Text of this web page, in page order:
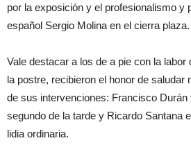
por la exposición y el profesionalismo y
español Sergio Molina en el cierra plaza.
Vale destacar a los de a pie con la labor
la postre, recibieron el honor de saludar
de sus intervenciones: Francisco
segundo de la tarde y Ricardo Santana
lidia ordinaria.